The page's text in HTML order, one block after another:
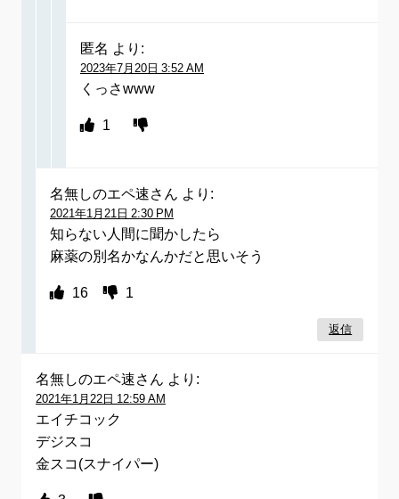
匿名 より:
2023年7月20日 3:52 AM
くっさwww
1
名無しのエペ速さん より:
2021年1月21日 2:30 PM
知らない人間に聞かしたら
麻薬の別名かなんかだと思いそう
16 1
返信
名無しのエペ速さん より:
2021年1月22日 12:59 AM
エイチコック
デジスコ
金スコ(スナイパー)